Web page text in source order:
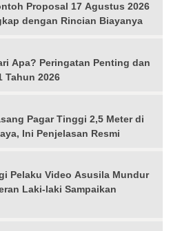
Proposal 17 Agustus 2026
dengan Rincian Biayanya
Apa? Peringatan Penting dan
Tahun 2026
Pagar Tinggi 2,5 Meter di
Ini Penjelasan Resmi
Pelaku Video Asusila Mundur
Laki-laki Sampaikan